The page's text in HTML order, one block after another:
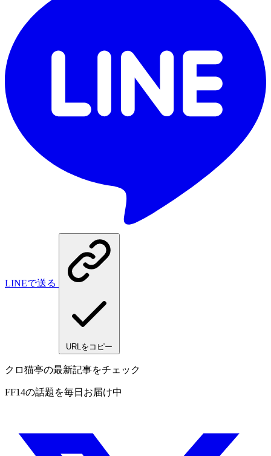
LINEで送る
URLをコピー
クロ猫亭の最新記事をチェック
FF14の話題を毎日お届け中